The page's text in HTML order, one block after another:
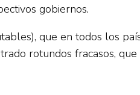
gobiernos.
que en todos los
rotundos fracasos,